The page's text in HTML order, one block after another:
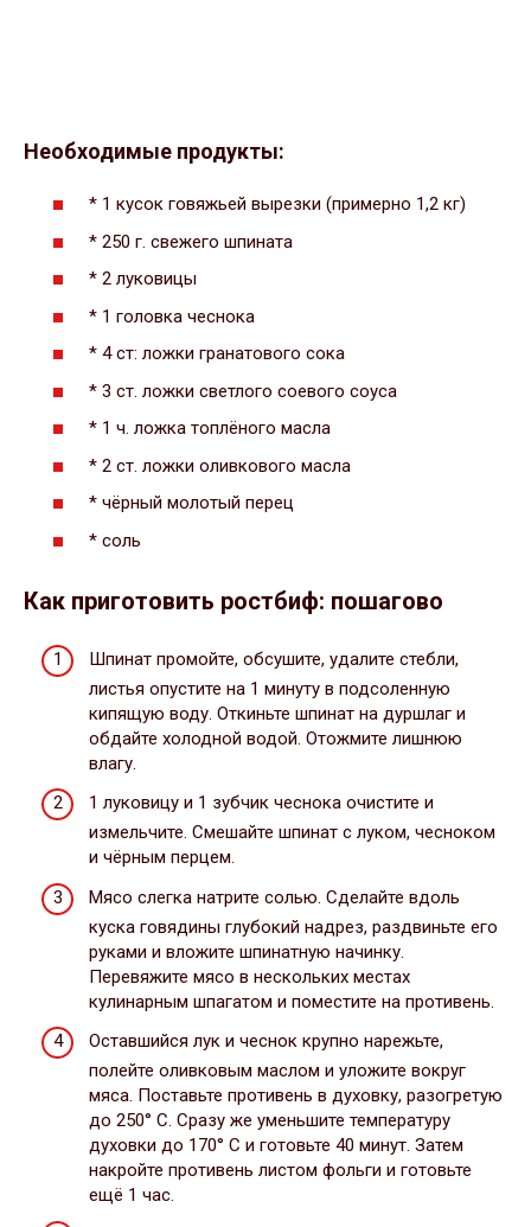
Необходимые продукты:
* 1 кусок говяжьей вырезки (примерно 1,2 кг)
* 250 г. свежего шпината
* 2 луковицы
* 1 головка чеснока
* 4 ст: ложки гранатового сока
* 3 ст. ложки светлого соевого соуса
* 1 ч. ложка топлёного масла
* 2 ст. ложки оливкового масла
* чёрный молотый перец
* соль
Как приготовить ростбиф: пошагово
Шпинат промойте, обсушите, удалите стебли,
листья опустите на 1 минуту в подсоленную
кипящую воду. Откиньте шпинат на дуршлаг и
обдайте холодной водой. Отожмите лишнюю
влагу.
1 луковицу и 1 зубчик чеснока очистите и
измельчите. Смешайте шпинат с луком, чесноком
и чёрным перцем.
Мясо слегка натрите солью. Сделайте вдоль
куска говядины глубокий надрез, раздвиньте его
руками и вложите шпинатную начинку.
Перевяжите мясо в нескольких местах
кулинарным шпагатом и поместите на противень.
Оставшийся лук и чеснок крупно нарежьте,
полейте оливковым маслом и уложите вокруг
мяса. Поставьте противень в духовку, разогретую
до 250° С. Сразу же уменьшите температуру
духовки до 170° С и готовьте 40 минут. Затем
накройте противень листом фольги и готовьте
ещё 1 час.